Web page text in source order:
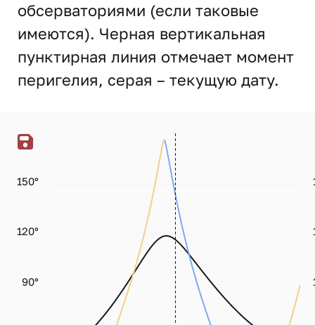
обсерваториями (если таковые
имеются). Черная вертикальная
пунктирная линия отмечает момент
перигелия, серая – текущую дату.
90°
120°
150°